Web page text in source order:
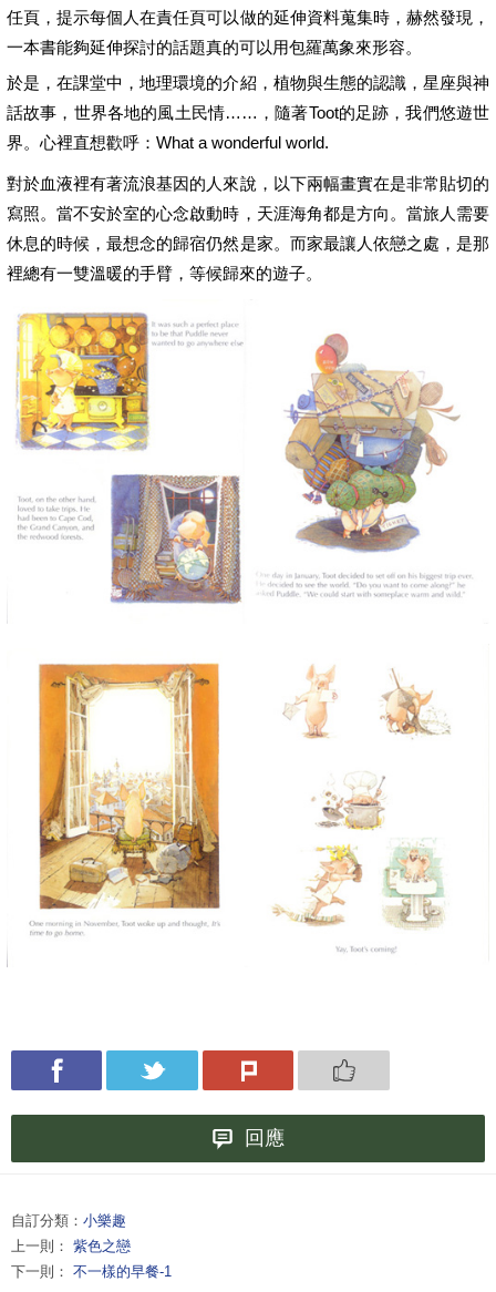
任頁，提示每個人在責任頁可以做的延伸資料蒐集時，赫然發現，
一本書能夠延伸探討的話題真的可以用包羅萬象來形容。
於是，在課堂中，地理環境的介紹，植物與生態的認識，星座與神
話故事，世界各地的風土民情……，隨著Toot的足跡，我們悠遊世
界。心裡直想歡呼：What a wonderful world.
對於血液裡有著流浪基因的人來說，以下兩幅畫實在是非常貼切的
寫照。當不安於室的心念啟動時，天涯海角都是方向。當旅人需要
休息的時候，最想念的歸宿仍然是家。而家最讓人依戀之處，是那
裡總有一雙溫暖的手臂，等候歸來的遊子。
回應
自訂分類： 小樂趣
上一則： 紫色之戀
下一則： 不一樣的早餐-1